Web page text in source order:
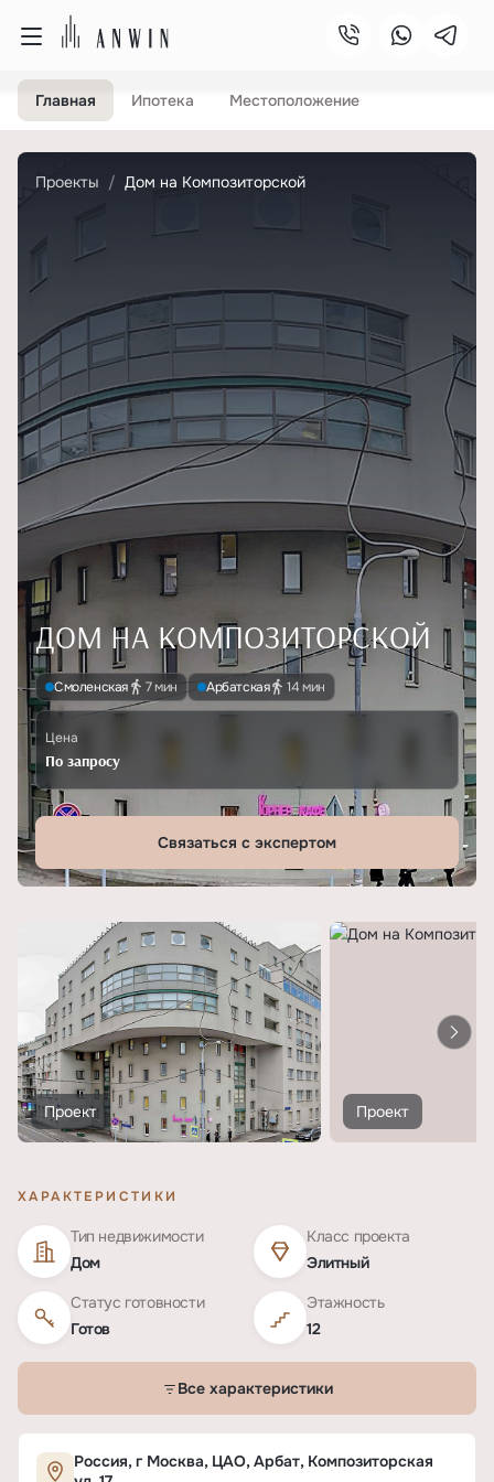
Главная Ипотека Местоположение
Проекты Дом на Композиторской
ДОМ НА КОМПОЗИТОРСКОЙ
Смоленская 7 мин Арбатская 14 мин
Цена
По запросу
Связаться с экспертом
Проект Проект
ХАРАКТЕРИСТИКИ
Тип недвижимости
Дом
Класс проекта
Элитный
Статус готовности
Готов
Этажность
12
Все характеристики
Характеристики ЖК «Дом на
Россия, г Москва, ЦАО, Арбат, Композиторская